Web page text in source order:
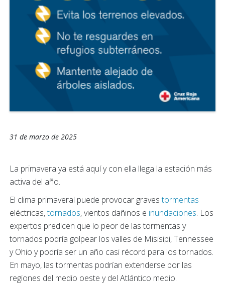
31 de marzo de 2025
La primavera ya está aquí y con ella llega la estación más
activa del año.
El clima primaveral puede provocar gravestormentas
eléctricas,tornados, vientos dañinos e inundaciones. Los
expertos predicen que lo peor de las tormentas y
tornados podría golpear los valles de Misisipi, Tennessee
y Ohio y podría ser un año casi récord para los tornados.
En mayo, las tormentas podrían extenderse por las
regiones del medio oeste y del Atlántico medio.